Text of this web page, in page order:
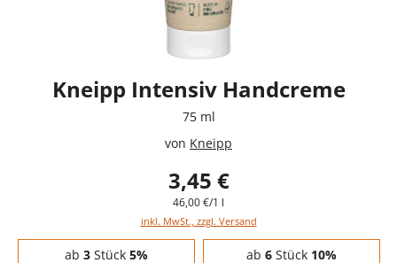
Kneipp Intensiv Handcreme
75 ml
von Kneipp
3,45 €
46,00 €/1 l
inkl. MwSt., zzgl. Versand
Staffelpreise - Mengenrabatt
ab 3Stück 5% ab 6Stück 10%